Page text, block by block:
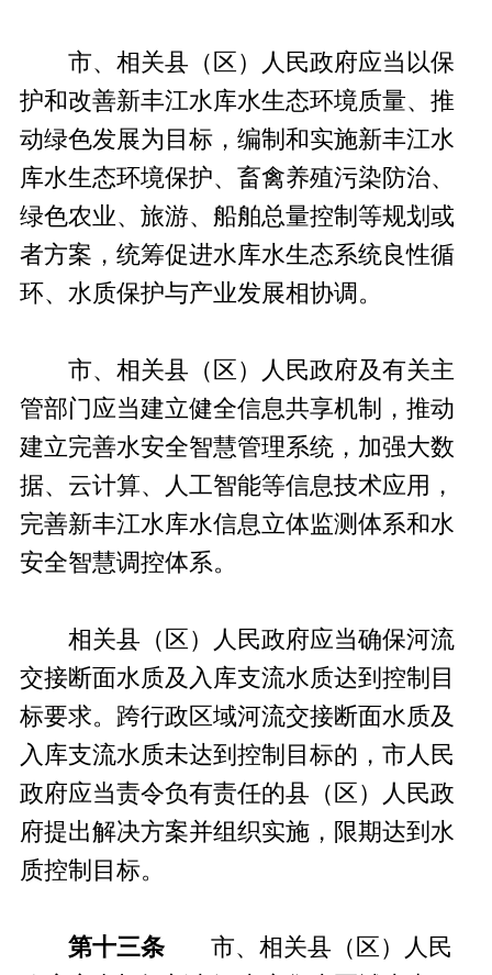
市、相关县（区）人民政府应当以保
护和改善新丰江水库水生态环境质量、推
动绿色发展为目标，编制和实施新丰江水
库水生态环境保护、畜禽养殖污染防治、
绿色农业、旅游、船舶总量控制等规划或
者方案，统筹促进水库水生态系统良性循
环、水质保护与产业发展相协调。
市、相关县（区）人民政府及有关主
管部门应当建立健全信息共享机制，推动
建立完善水安全智慧管理系统，加强大数
据、云计算、人工智能等信息技术应用，
完善新丰江水库水信息立体监测体系和水
安全智慧调控体系。
相关县（区）人民政府应当确保河流
交接断面水质及入库支流水质达到控制目
标要求。跨行政区域河流交接断面水质及
入库支流水质未达到控制目标的，市人民
政府应当责令负有责任的县（区）人民政
府提出解决方案并组织实施，限期达到水
质控制目标。
第十三条 市、相关县（区）人民